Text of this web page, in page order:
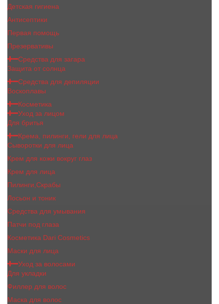
Детская гигиена
Антисептики
Первая помощь
Презервативы
Средства для загара
Защита от солнца
Средства для депиляции
Воскоплавы
Косметика
Уход за лицом
Для бритья
Крема, пилинги, гели для лица
Сыворотки для лица
Крем для кожи вокруг глаз
Крем для лица
Пилинги,Скрабы
Лосьон и тоник
Средства для умывания
Патчи под глаза
Косметика Dari Cosmetics
Маски для лица
Уход за волосами
Для укладки
Филлер для волос
Маска для волос